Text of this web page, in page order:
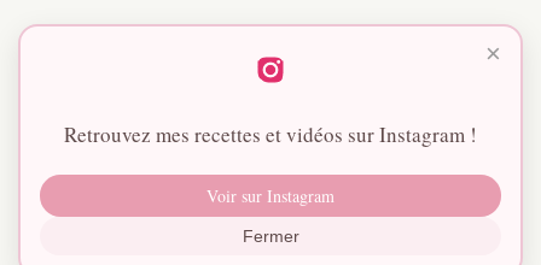
×
Retrouvez mes recettes et vidéos sur Instagram !
Voir sur Instagram
Fermer